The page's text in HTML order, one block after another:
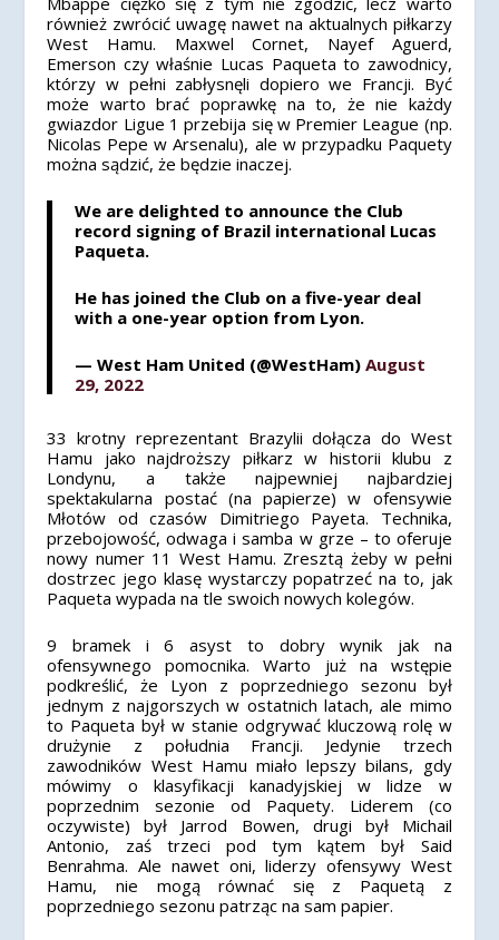
również zwrócić uwagę nawet na aktualnych piłkarzy
West Hamu. Maxwel Cornet, Nayef Aguerd,
Emerson czy właśnie Lucas Paqueta to zawodnicy,
którzy w pełni zabłysnęli dopiero we Francji. Być
może warto brać poprawkę na to, że nie każdy
gwiazdor Ligue 1 przebija się w Premier League (np.
Nicolas Pepe w Arsenalu), ale w przypadku Paquety
można sądzić, że będzie inaczej.
We are delighted to announce the Club
record signing of Brazil international Lucas
Paqueta.
He has joined the Club on a five-year deal
with a one-year option from Lyon.
— West Ham United (@WestHam)August
29, 2022
33 krotny reprezentant Brazylii dołącza do West
Hamu jako najdroższy piłkarz w historii klubu z
Londynu, a także najpewniej najbardziej
spektakularna postać (na papierze) w ofensywie
Młotów od czasów Dimitriego Payeta. Technika,
przebojowość, odwaga i samba w grze – to oferuje
nowy numer 11 West Hamu. Zresztą żeby w pełni
dostrzec jego klasę wystarczy popatrzeć na to, jak
Paqueta wypada na tle swoich nowych kolegów.
9 bramek i 6 asyst to dobry wynik jak na
ofensywnego pomocnika. Warto już na wstępie
podkreślić, że Lyon z poprzedniego sezonu był
jednym z najgorszych w ostatnich latach, ale mimo
to Paqueta był w stanie odgrywać kluczową rolę w
drużynie z południa Francji. Jedynie trzech
zawodników West Hamu miało lepszy bilans, gdy
mówimy o klasyfikacji kanadyjskiej w lidze w
poprzednim sezonie od Paquety. Liderem (co
oczywiste) był Jarrod Bowen, drugi był Michail
Antonio, zaś trzeci pod tym kątem był Said
Benrahma. Ale nawet oni, liderzy ofensywy West
Hamu, nie mogą równać się z Paquetą z
poprzedniego sezonu patrząc na sam papier.